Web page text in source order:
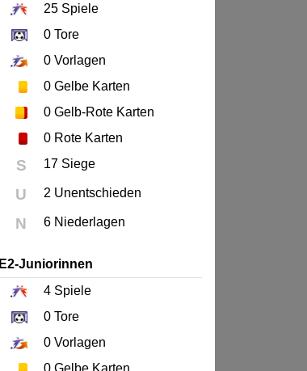
25 Spiele
0 Tore
0 Vorlagen
0 Gelbe Karten
0 Gelb-Rote Karten
0 Rote Karten
S 17 Siege
U 2 Unentschieden
N 6 Niederlagen
E2-Juniorinnen
4 Spiele
0 Tore
0 Vorlagen
0 Gelbe Karten